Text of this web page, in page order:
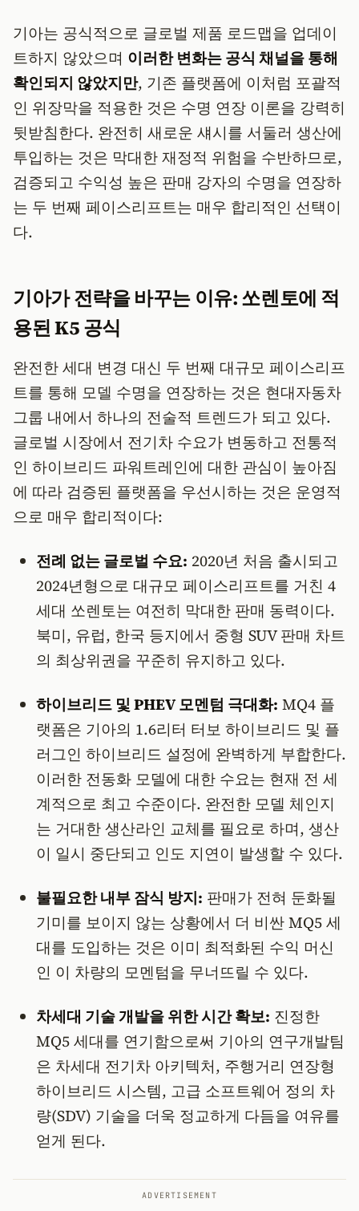
기아는 공식적으로 글로벌 제품 로드맵을 업데이
트하지 않았으며 이러한 변화는 공식 채널을 통해
확인되지 않았지만, 기존 플랫폼에 이처럼 포괄적
인 위장막을 적용한 것은 수명 연장 이론을 강력히
뒷받침한다. 완전히 새로운 섀시를 서둘러 생산에
투입하는 것은 막대한 재정적 위험을 수반하므로,
검증되고 수익성 높은 판매 강자의 수명을 연장하
는 두 번째 페이스리프트는 매우 합리적인 선택이
다.
기아가 전략을 바꾸는 이유: 쏘렌토에 적
용된 K5 공식
완전한 세대 변경 대신 두 번째 대규모 페이스리프
트를 통해 모델 수명을 연장하는 것은 현대자동차
그룹 내에서 하나의 전술적 트렌드가 되고 있다.
글로벌 시장에서 전기차 수요가 변동하고 전통적
인 하이브리드 파워트레인에 대한 관심이 높아짐
에 따라 검증된 플랫폼을 우선시하는 것은 운영적
으로 매우 합리적이다:
전례 없는 글로벌 수요: 2020년 처음 출시되고
2024년형으로 대규모 페이스리프트를 거친 4
세대 쏘렌토는 여전히 막대한 판매 동력이다.
북미, 유럽, 한국 등지에서 중형 SUV 판매 차트
의 최상위권을 꾸준히 유지하고 있다.
하이브리드 및 PHEV 모멘텀 극대화: MQ4 플
랫폼은 기아의 1.6리터 터보 하이브리드 및 플
러그인 하이브리드 설정에 완벽하게 부합한다.
이러한 전동화 모델에 대한 수요는 현재 전 세
계적으로 최고 수준이다. 완전한 모델 체인지
는 거대한 생산라인 교체를 필요로 하며, 생산
이 일시 중단되고 인도 지연이 발생할 수 있다.
불필요한 내부 잠식 방지: 판매가 전혀 둔화될
기미를 보이지 않는 상황에서 더 비싼 MQ5 세
대를 도입하는 것은 이미 최적화된 수익 머신
인 이 차량의 모멘텀을 무너뜨릴 수 있다.
차세대 기술 개발을 위한 시간 확보: 진정한
MQ5 세대를 연기함으로써 기아의 연구개발팀
은 차세대 전기차 아키텍처, 주행거리 연장형
하이브리드 시스템, 고급 소프트웨어 정의 차
량(SDV) 기술을 더욱 정교하게 다듬을 여유를
얻게 된다.
ADVERTISEMENT